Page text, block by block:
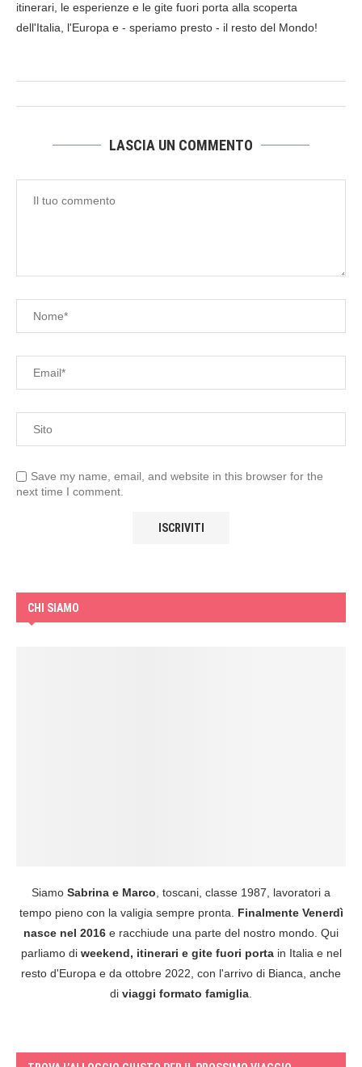
itinerari, le esperienze e le gite fuori porta alla scoperta
dell'Italia, l'Europa e - speriamo presto - il resto del Mondo!
LASCIA UN COMMENTO
Save my name, email, and website in this browser for the
next time I comment.
CHI SIAMO
Siamo Sabrina e Marco, toscani, classe 1987, lavoratori a
tempo pieno con la valigia sempre pronta. Finalmente Venerdì
nasce nel 2016 e racchiude una parte del nostro mondo. Qui
parliamo di weekend, itinerari e gite fuori portain Italia e nel
resto d'Europa e da ottobre 2022, con l'arrivo di Bianca, anche
di viaggi formato famiglia.